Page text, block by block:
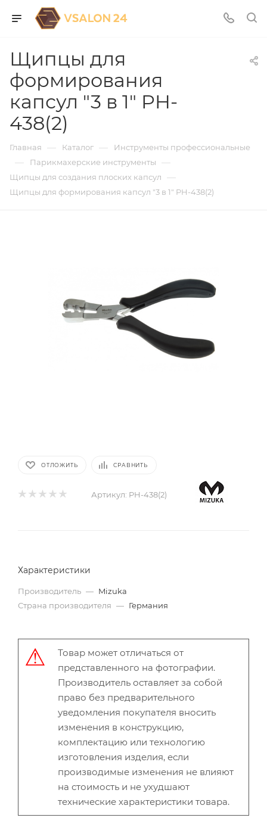
Щипцы для
формирования
капсул "3 в 1" PH-
438(2)
Главная — Каталог — Инструменты профессиональные
— Парикмахерские инструменты —
Щипцы для создания плоских капсул —
Щипцы для формирования капсул "3 в 1" PH-438(2)
ОТЛОЖИТЬ СРАВНИТЬ
Артикул: PH-438(2)
Характеристики
Производитель — Mizuka
Страна производителя — Германия
Товар может отличаться от
представленного на фотографии.
Производитель оставляет за собой
право без предварительного
уведомления покупателя вносить
изменения в конструкцию,
комплектацию или технологию
изготовления изделия, если
производимые изменения не влияют
на стоимость и не ухудшают
технические характеристики товара.